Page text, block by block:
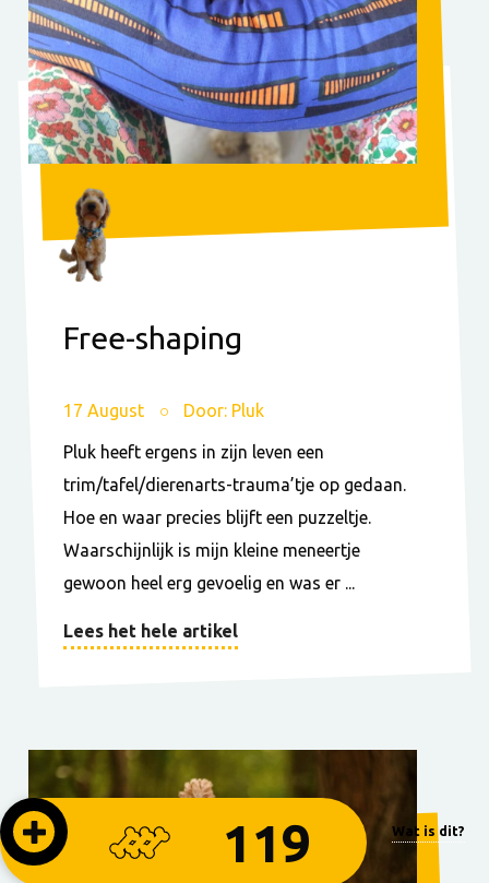
119 Wat is dit?
Free-shaping
17 August Door: Pluk
Pluk heeft ergens in zijn leven een
trim/tafel/dierenarts-trauma’tje op gedaan.
Hoe en waar precies blijft een puzzeltje.
Waarschijnlijk is mijn kleine meneertje
gewoon heel erg gevoelig en was er ...
Lees het hele artikel